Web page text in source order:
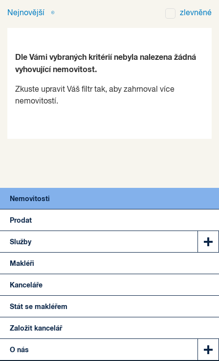
Nejnovější zlevněné
Dle Vámi vybraných kritérií nebyla nalezena žádná
vyhovující nemovitost.
Zkuste upravit Váš filtr tak, aby zahrnoval více
nemovitostí.
Nemovitosti
Prodat
Služby
Makléři
Kanceláře
Stát se makléřem
Založit kancelář
O nás